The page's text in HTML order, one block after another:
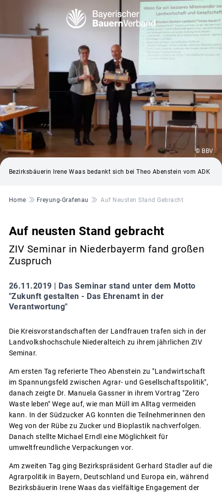
© BBV
Bezirksbäuerin Irene Waas bedankt sich bei Theo Abenstein vom ADK
Pfadnavigation
Home Freyung-Grafenau Auf Neusten Stand Gebracht
Auf neusten Stand gebracht
ZIV Seminar in Niederbayerm fand großen
Zuspruch
26.11.2019 |
Das Seminar stand unter dem Motto
"Zukunft gestalten - Das Ehrenamt in der
Verantwortung"
Die Kreisvorstandschaften der Landfrauen trafen sich in der
Landvolkshochschule Niederalteich zu ihrem jährlichen ZIV
Seminar.
Am ersten Tag referierte Theo Abenstein zu "Landwirtschaft
im Spannungsfeld zwischen Agrar- und Gesellschaftspolitik",
danach zeigte Dr. Manuela Gassner in ihrem Vortrag "Zero
Waste leben" Wege auf, wie man Müll im Alltag vermeiden
kann. In der Südzucker AG konnten die Teilnehmerinnen den
Weg von der Rübe zu Zucker und Bioplastik nachverfolgen.
Danach stellte Michael Erndl eine Möglichkeit für
umweltfreundliche Verpackungen vor.
Am zweiten Tag ging Bezirkspräsident Gerhard Stadler auf die
Agrarpolitik in Bayern, Deutschland und Europa ein, während
Bezirksbäuerin Irene Waas das vielfältige Engagement der